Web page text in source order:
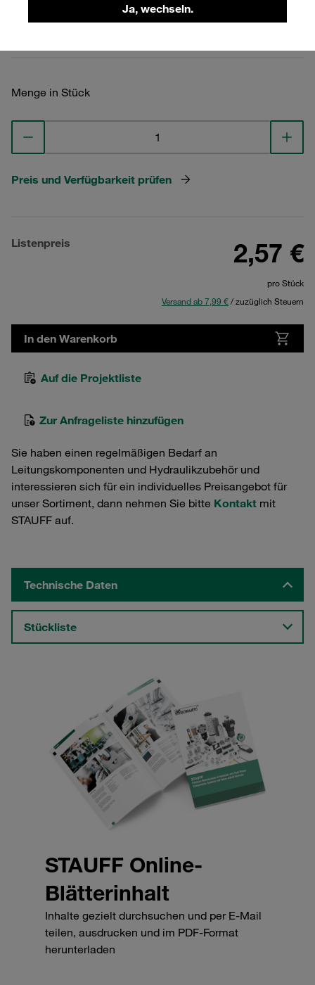
Ja, wechseln.
Technische Daten ansehen
Menge in Stück
Preis und Verfügbarkeit prüfen
Listenpreis 2,57 €
pro Stück
Versand ab 7,99 €/ zuzüglich Steuern
In den Warenkorb
Auf die Projektliste
Zur Anfrageliste hinzufügen
Sie haben einen regelmäßigen Bedarf an
Leitungskomponenten und Hydraulikzubehör und
interessieren sich für ein individuelles Preisangebot für
unser Sortiment, dann nehmen Sie bitte Kontakt mit
STAUFF auf.
Technische Daten
Stückliste
STAUFF Online-
Blätterinhalt
Inhalte gezielt durchsuchen und per E-Mail
teilen, ausdrucken und im PDF-Format
herunterladen